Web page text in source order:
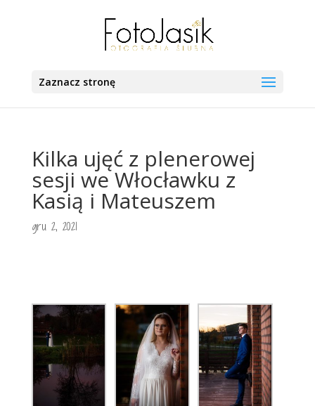
Zaznacz stronę
Kilka ujęć z plenerowej
sesji we Włocławku z
Kasią i Mateuszem
gru 2, 2021